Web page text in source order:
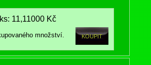
11,11000 Kč
množství.